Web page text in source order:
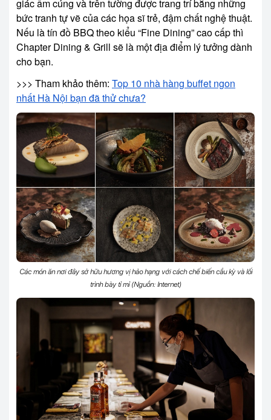
giác ấm cúng và trên tường được trang trí bằng những
bức tranh tự vẽ của các họa sĩ trẻ, đậm chất nghệ thuật.
Nếu là tín đồ BBQ theo kiểu “Fine Dining” cao cấp thì
Chapter Dining & Grill sẽ là một địa điểm lý tưởng dành
cho bạn.
>>> Tham khảo thêm: Top 10 nhà hàng buffet ngon
nhất Hà Nội bạn đã thử chưa?
Các món ăn nơi đây sở hữu hương vị hảo hạng với cách chế biến cầu kỳ và lối
trình bày tỉ mỉ (Nguồn: Internet)